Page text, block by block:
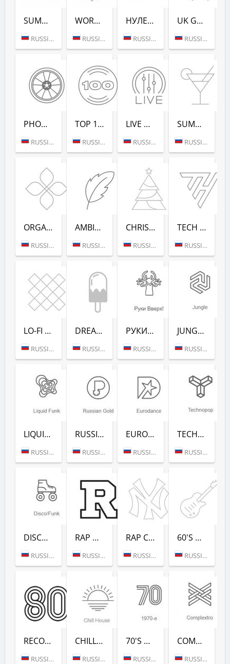
SUMMER LOUNGE - РАДИО РЕКОРД
RUSSIA (MOSCOW)
WORKOUT - РАДИО РЕКОРД
RUSSIA (MOSCOW)
НУЛЕВЫХ (РАДИО РЕКОРД)
RUSSIA (SAINT PETERSBURG)
UK GARAGE (РАДИО РЕКОРД)
RUSSIA (MOSCOW)
PHONK (РАДИО РЕКОРД)
RUSSIA (MOSCOW)
TOP 100 EDM (РАДИО РЕКОРД)
RUSSIA (MOSCOW)
LIVE DJ-SETS (РАДИО РЕКОРД)
RUSSIA (MOSCOW)
SUMMER DANCE (РАДИО РЕКОРД)
RUSSIA (MOSCOW)
ORGANIC (РАДИО РЕКОРД)
RUSSIA (MOSCOW)
AMBIENT (РАДИО РЕКОРД)
RUSSIA (MOSCOW)
CHRISTMAS (РАДИО РЕКОРД)
RUSSIA (MOSCOW)
TECH HOUSE (РАДИО РЕКОРД)
RUSSIA (MOSCOW)
LO-FI (РАДИО РЕКОРД)
RUSSIA (MOSCOW)
DREAM POP (РАДИО РЕКОРД)
RUSSIA (MOSCOW)
РУКИ ВВЕРХ! (РАДИО РЕКОРД)
RUSSIA (MOSCOW)
JUNGLE (РАДИО РЕКОРД)
RUSSIA (MOSCOW)
LIQUID FUNK (РАДИО РЕКОРД)
RUSSIA (MOSCOW)
RUSSIAN GOLD (РАДИО РЕКОРД)
RUSSIA (MOSCOW)
EURODANCE (РАДИО РЕКОРД)
RUSSIA (MOSCOW)
TECHNOPOP (РАДИО РЕКОРД)
RUSSIA (MOSCOW)
DISCO/FUNK (РАДИО РЕКОРД)
RUSSIA (MOSCOW)
RAP HITS (РАДИО РЕКОРД)
RUSSIA (MOSCOW)
RAP CLASSICS (РАДИО РЕКОРД)
RUSSIA (MOSCOW)
60'S DANCE (РАДИО РЕКОРД)
RUSSIA (MOSCOW)
RECORD 80-Х (РАДИО РЕКОРД)
RUSSIA (MOSCOW)
CHILL HOUSE (РАДИО РЕКОРД)
RUSSIA (MOSCOW)
70'S DANCE (РАДИО РЕКОРД)
RUSSIA (MOSCOW)
COMPLEXTRO (РАДИО РЕКОРД)
RUSSIA (MOSCOW)